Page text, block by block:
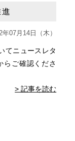
年07月14日（木）
てニュースレタ
らご確認くださ
> 記事を読む